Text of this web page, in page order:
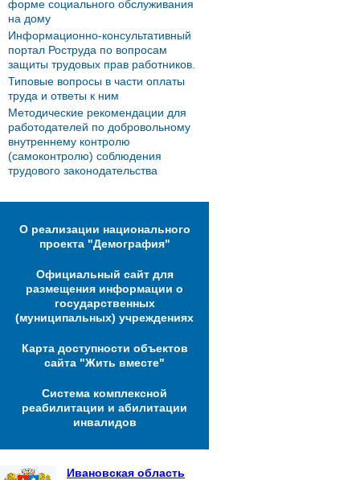
форме социального обслуживания
на дому
Информационно-консультативный
портал Роструда по вопросам
защиты трудовых прав работников.
Типовые вопросы в части оплаты
труда и ответы к ним
Методические рекомендации для
работодателей по добровольному
внутреннему контролю
(самоконтролю) соблюдения
трудового законодательства
О реализации национального
проекта "Демография"
Официальный сайт для
размещения информации о
государственных
(муниципальных) учреждениях
Карта доступности объектов
сайта "Жить вместе"
Система комплексной
реабилитации и абилитации
инвалидов
Ивановская область